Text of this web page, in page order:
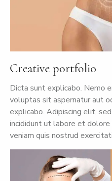
Creative portfolio
Dicta sunt explicabo. Nemo
voluptas sit aspernatur aut
explicabo. Adipiscing elit,
incididunt ut labore et dolore
veniam quis nostrud